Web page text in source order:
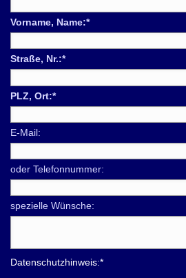
Vorname, Name:*
Straße, Nr.:*
PLZ, Ort:*
E-Mail:
oder Telefonnummer:
spezielle Wünsche:
Datenschutzhinweis:*